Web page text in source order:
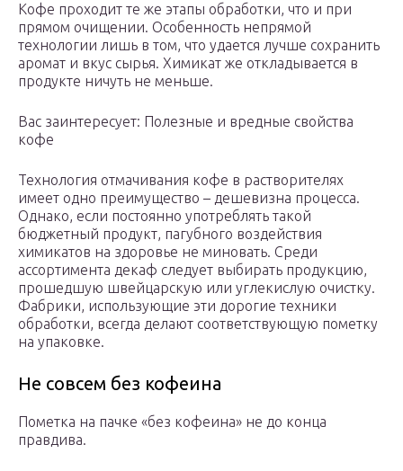
Кофе проходит те же этапы обработки, что и при
прямом очищении. Особенность непрямой
технологии лишь в том, что удается лучше сохранить
аромат и вкус сырья. Химикат же откладывается в
продукте ничуть не меньше.
Вас заинтересует: Полезные и вредные свойства
кофе
Технология отмачивания кофе в растворителях
имеет одно преимущество – дешевизна процесса.
Однако, если постоянно употреблять такой
бюджетный продукт, пагубного воздействия
химикатов на здоровье не миновать. Среди
ассортимента декаф следует выбирать продукцию,
прошедшую швейцарскую или углекислую очистку.
Фабрики, использующие эти дорогие техники
обработки, всегда делают соответствующую пометку
на упаковке.
Не совсем без кофеина
Пометка на пачке «без кофеина» не до конца
правдива.